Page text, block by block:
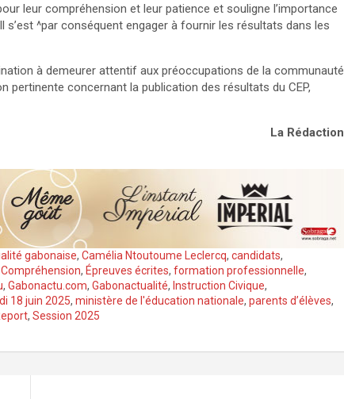
leur compréhension et leur patience et souligne l’importance
s’est ^par conséquent engager à fournir les résultats dans les
à demeurer attentif aux préoccupations de la communauté
pertinente concernant la publication des résultats du CEP,
La Rédaction
gabonaise, Camélia Ntoutoume Leclercq, candidats,
Compréhension, Épreuves écrites, formation professionnelle,
, Gabonactu.com, Gabonactualité, Instruction Civique,
18 juin 2025, ministère de l'éducation nationale, parents d’élèves,
, Session 2025